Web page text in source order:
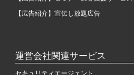
【広告紹介】宣伝し放題広告
運営会社関連サービス
セキュリティエージェント